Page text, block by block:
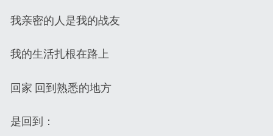
我亲密的人是我的战友
我的生活扎根在路上
回家 回到熟悉的地方
是回到：